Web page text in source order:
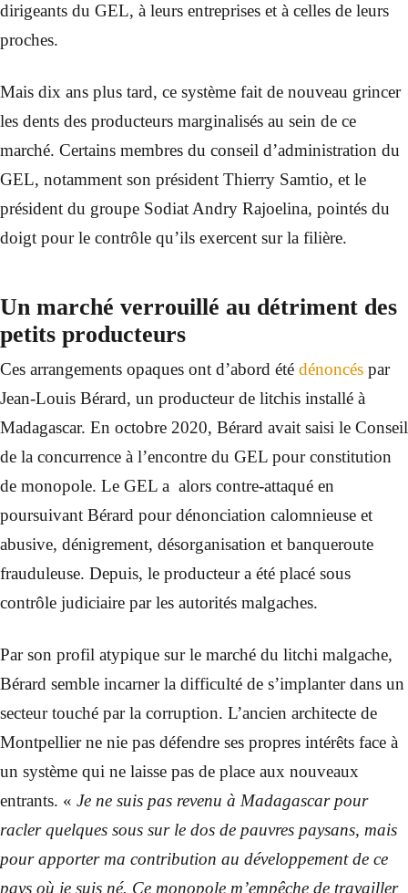
dirigeants du GEL, à leurs entreprises et à celles de leurs
proches.
Mais dix ans plus tard, ce système fait de nouveau grincer
les dents des producteurs marginalisés au sein de ce
marché. Certains membres du conseil d’administration du
GEL, notamment son président Thierry Samtio, et le
président du groupe Sodiat Andry Rajoelina, pointés du
doigt pour le contrôle qu’ils exercent sur la filière.
Un marché verrouillé au détriment des
petits producteurs
Ces arrangements opaques ont d’abord été dénoncés par
Jean-Louis Bérard, un producteur de litchis installé à
Madagascar. En octobre 2020, Bérard avait saisi le Conseil
de la concurrence à l’encontre du GEL pour constitution
de monopole. Le GEL a alors contre-attaqué en
poursuivant Bérard pour dénonciation calomnieuse et
abusive, dénigrement, désorganisation et banqueroute
frauduleuse. Depuis, le producteur a été placé sous
contrôle judiciaire par les autorités malgaches.
Par son profil atypique sur le marché du litchi malgache,
Bérard semble incarner la difficulté de s’implanter dans un
secteur touché par la corruption. L’ancien architecte de
Montpellier ne nie pas défendre ses propres intérêts face à
un système qui ne laisse pas de place aux nouveaux
entrants. « Je ne suis pas revenu à Madagascar pour
racler quelques sous sur le dos de pauvres paysans, mais
pour apporter ma contribution au développement de ce
pays où je suis né. Ce monopole m’empêche de travailler